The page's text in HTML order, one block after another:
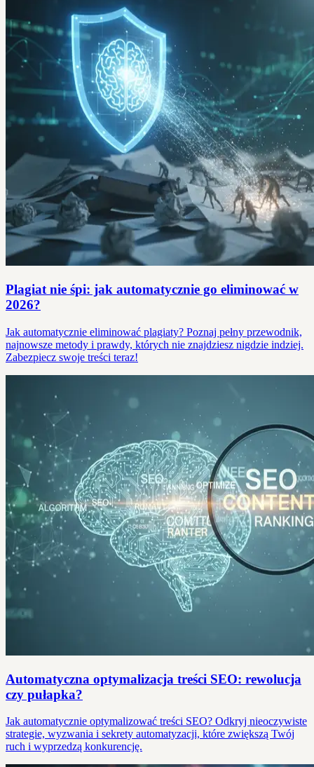
Plagiat nie śpi: jak automatycznie go eliminować w
2026?
Jak automatycznie eliminować plagiaty? Poznaj pełny przewodnik,
najnowsze metody i prawdy, których nie znajdziesz nigdzie indziej.
Zabezpiecz swoje treści teraz!
Automatyczna optymalizacja treści SEO: rewolucja
czy pułapka?
Jak automatycznie optymalizować treści SEO? Odkryj nieoczywiste
strategie, wyzwania i sekrety automatyzacji, które zwiększą Twój
ruch i wyprzedzą konkurencję.